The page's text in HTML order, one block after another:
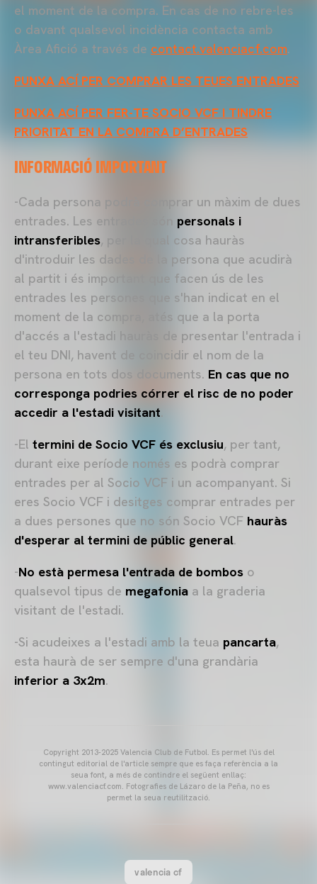
el moment de la compra. En cas de no rebre-les
o davant qualsevol incidència contacta amb
Àrea Afició a través de contact.valenciacf.com.
PUNXA ACÍ PER COMPRAR LES TEUES ENTRADES
PUNXA ACÍ PER FER-TE SOCIO VCF I TINDRE
PRIORITAT EN LA COMPRA D’ENTRADES
INFORMACIÓ IMPORTANT
-Cada persona podrà comprar un màxim de dues
entrades. Les entrades són personals i
intransferibles, per la qual cosa hauràs
d'introduir les dades de la persona que acudirà
al partit i és important que facen ús de les
entrades les persones que s'han indicat en el
moment de la compra, atés que a la porta
d'accés a l'estadi hauràs de presentar l'entrada i
el teu DNI, havent de coincidir el nom de la
persona en tots dos documents. En cas que no
corresponga podries córrer el risc de no poder
accedir a l'estadi visitant.
-El termini de Socio VCF és exclusiu, per tant,
durant eixe període només es podrà comprar
entrades per al Socio VCF i un acompanyant. Si
eres Socio VCF i desitges comprar entrades per
a dues persones que no són Socio VCF hauràs
d'esperar al termini de públic general.
-No està permesa l'entrada de bombos o
qualsevol tipus de megafonia a la graderia
visitant de l'estadi.
-Si acudeixes a l'estadi amb la teua pancarta,
esta haurà de ser sempre d'una grandària
inferior a 3x2m.
Copyright 2013-2025 Valencia Club de Futbol. Es permet l'ús del
contingut editorial de l'article sempre que es faça referència a la
seua font, a més de contindre el següent enllaç:
www.valenciacf.com. Fotografies de Lázaro de la Peña, no es
permet la seua reutilització.
valencia cf